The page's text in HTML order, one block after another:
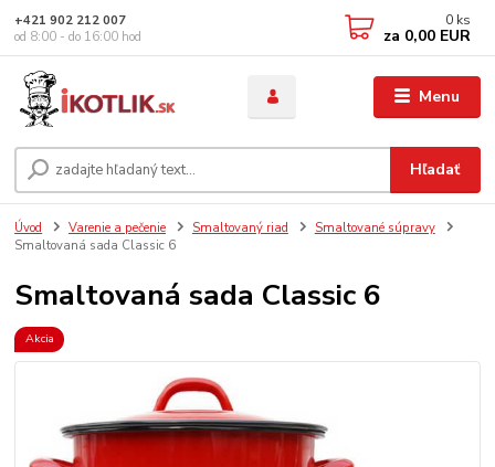
Menu
Hľadať
+421 902 212 007
od 8:00 - do 16:00 hod
0 ks
za 0,00 EUR
Úvod Varenie a pečenie Smaltovaný riad
Smaltované súpravy
Smaltovaná sada Classic 6
Smaltovaná sada Classic 6
Akcia